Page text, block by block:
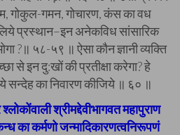
गोकुल-गमन, गोचारण, कंस का वध
प्रस्थान–इन अनेकविध सांसारिक
?॥ ५८-५९ ॥ ऐसा कौन ज्ञानी व्यक्ति
से इन दु:खों की प्रतीक्षा करेगा? हे
सन्देह का निवारण कीजिये ॥ ६० ॥
श्रीमद्देवीभागवत महापुराण
का कर्मणो जन्मादिकारणत्वनिरूपणं